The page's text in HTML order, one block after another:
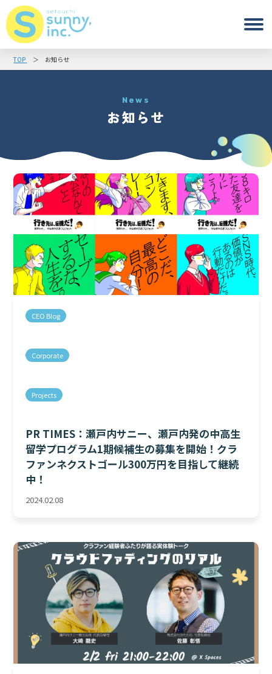
TOP お知らせ
News
お知らせ
CEO Blog
Corporate
Projects
PR TIMES：瀬戸内サニー、瀬戸内発の中高生
留学プログラム1期候補生の募集を開始！クラ
ファンネクストゴール300万円を目指して継続
中！
2024.02.08